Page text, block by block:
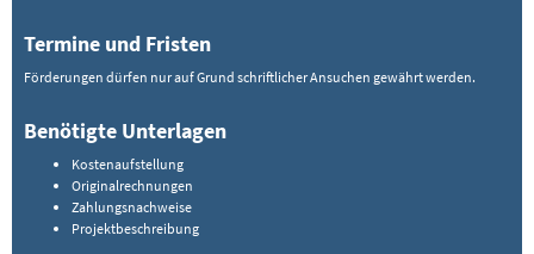
Termine und Fristen
Förderungen dürfen nur auf Grund schriftlicher Ansuchen gewährt werden.
Benötigte Unterlagen
Kostenaufstellung
Originalrechnungen
Zahlungsnachweise
Projektbeschreibung